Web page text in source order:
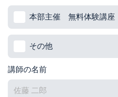
本部主催 無料体験講座
その他
講師の名前